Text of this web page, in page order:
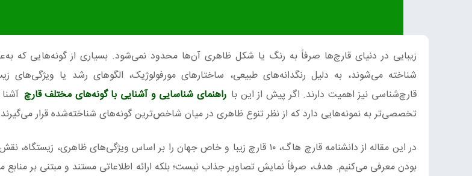
زیبایی در دنیای قارچ‌ها صرفاً به رنگ یا شکل ظاهری آن‌ها محدود نمی‌شود. بسیاری از گونه‌هایی که
شناخته می‌شوند، به دلیل رنگدانه‌های طبیعی، ساختارهای مورفولوژیک، الگوهای رشد یا ویژگی‌های
قارچ‌شناسی نیز اهمیت دارند. اگر پیش از این با راهنمای شناسایی و آشنایی با گونه‌های مختلف قارچ
تخصصی‌تر به نمونه‌هایی دارد که از نظر تنوع ظاهری در میان شاخص‌ترین گونه‌های شناخته‌شده قرار
در این مقاله از دانشنامه قارچ هاگ، ۱۰ قارچ زیبا و خاص جهان را بر اساس ویژگی‌های
بودن معرفی می‌کنیم. هدف، صرفاً نمایش تصاویر جذاب نیست؛ بلکه ارائه اطلاعاتی مستند و مبتنی بر منابع